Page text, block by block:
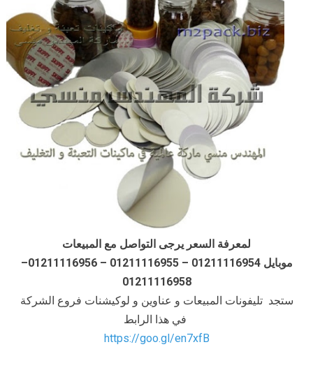
لمعرفة السعر يرجى التواصل مع المبيعات
موبايل 01211116954 – 01211116955 – 01211116956–
01211116958
ستجد تليفونات المبيعات و عناوين و لوكيشنات فروع الشركة
في هذا الرابط
https://goo.gl/en7xfB